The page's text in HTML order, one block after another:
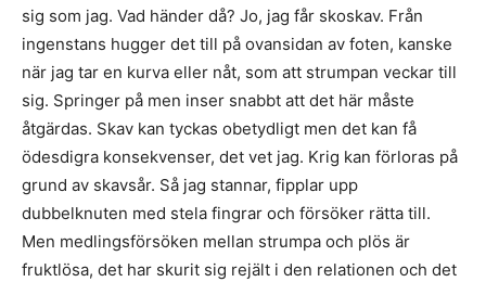
sig som jag. Vad händer då? Jo, jag får skoskav. Från
ingenstans hugger det till på ovansidan av foten, kanske
när jag tar en kurva eller nåt, som att strumpan veckar till
sig. Springer på men inser snabbt att det här måste
åtgärdas. Skav kan tyckas obetydligt men det kan få
ödesdigra konsekvenser, det vet jag. Krig kan förloras på
grund av skavsår. Så jag stannar, fipplar upp
dubbelknuten med stela fingrar och försöker rätta till.
Men medlingsförsöken mellan strumpa och plös är
fruktlösa, det har skurit sig rejält i den relationen och det